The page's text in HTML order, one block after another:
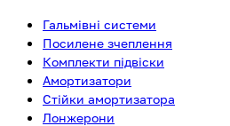
Гальмівні системи
Посилене зчеплення
Комплекти підвіски
Амортизатори
Стійки амортизатора
Лонжерони